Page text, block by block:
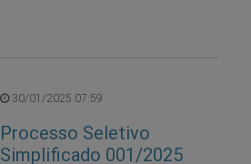
30/01/2025 07:59
Processo Seletivo
Simplificado 001/2025